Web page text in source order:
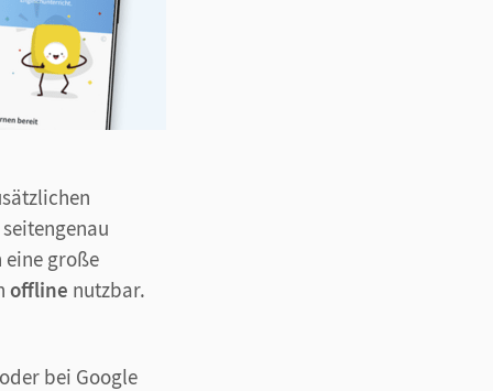
große
offline nutzbar.
bei Google